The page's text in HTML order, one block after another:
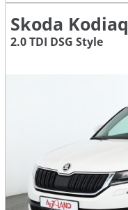
Skoda Kodiaq
2.0 TDI DSG Style